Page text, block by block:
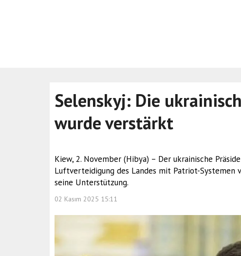
Selenskyj: Die
wurde verstärkt
Kiew, 2. November (Hibya) – Der ukrainische
Luftverteidigung des Landes mit Patriot-Systemen
seine Unterstützung.
02 Kasım 2025 15:11